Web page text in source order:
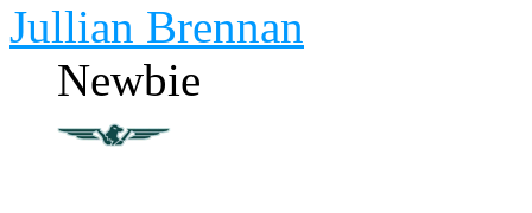
Jullian Brennan
Newbie